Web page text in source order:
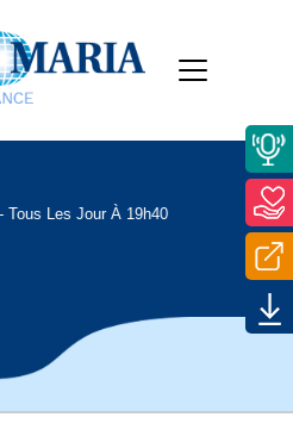
Tous Les Jour À 19h40